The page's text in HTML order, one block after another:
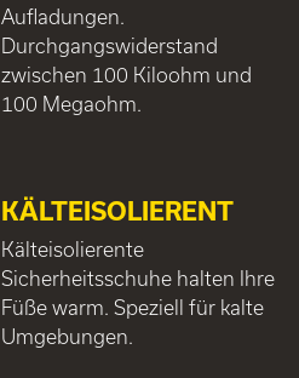
Aufladungen.
Durchgangswiderstand
zwischen 100 Kiloohm und
100 Megaohm.
KÄLTEISOLIERENT
Kälteisolierente
Sicherheitsschuhe halten Ihre
Füße warm. Speziell für kalte
Umgebungen.